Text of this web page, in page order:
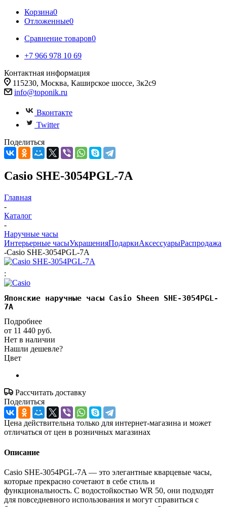
Корзина0
Отложенные0
Сравнение товаров0
+7 966 978 10 69
Контактная информация
115230, Москва, Каширское шоссе, 3к2с9
info@toponik.ru
Вконтакте
Twitter
Поделиться
Casio SHE-3054PGL-7A
Главная
-
Каталог
-
Наручные часы
Интерьерные часыУкрашенияПодаркиАксессуарыРаспродажа
-Casio SHE-3054PGL-7A
:
Японские наручные часы Casio Sheen SHE-3054PGL-
7A
Подробнее
от 11 440 руб.
Нет в наличии
Нашли дешевле?
Цвет
Рассчитать доставку
Поделиться
Цена действительна только для интернет-магазина и может
отличаться от цен в розничных магазинах
Описание
Casio SHE-3054PGL-7A — это элегантные кварцевые часы,
которые прекрасно сочетают в себе стиль и
функциональность. С водостойкостью WR 50, они подходят
для повседневного использования и могут справиться с